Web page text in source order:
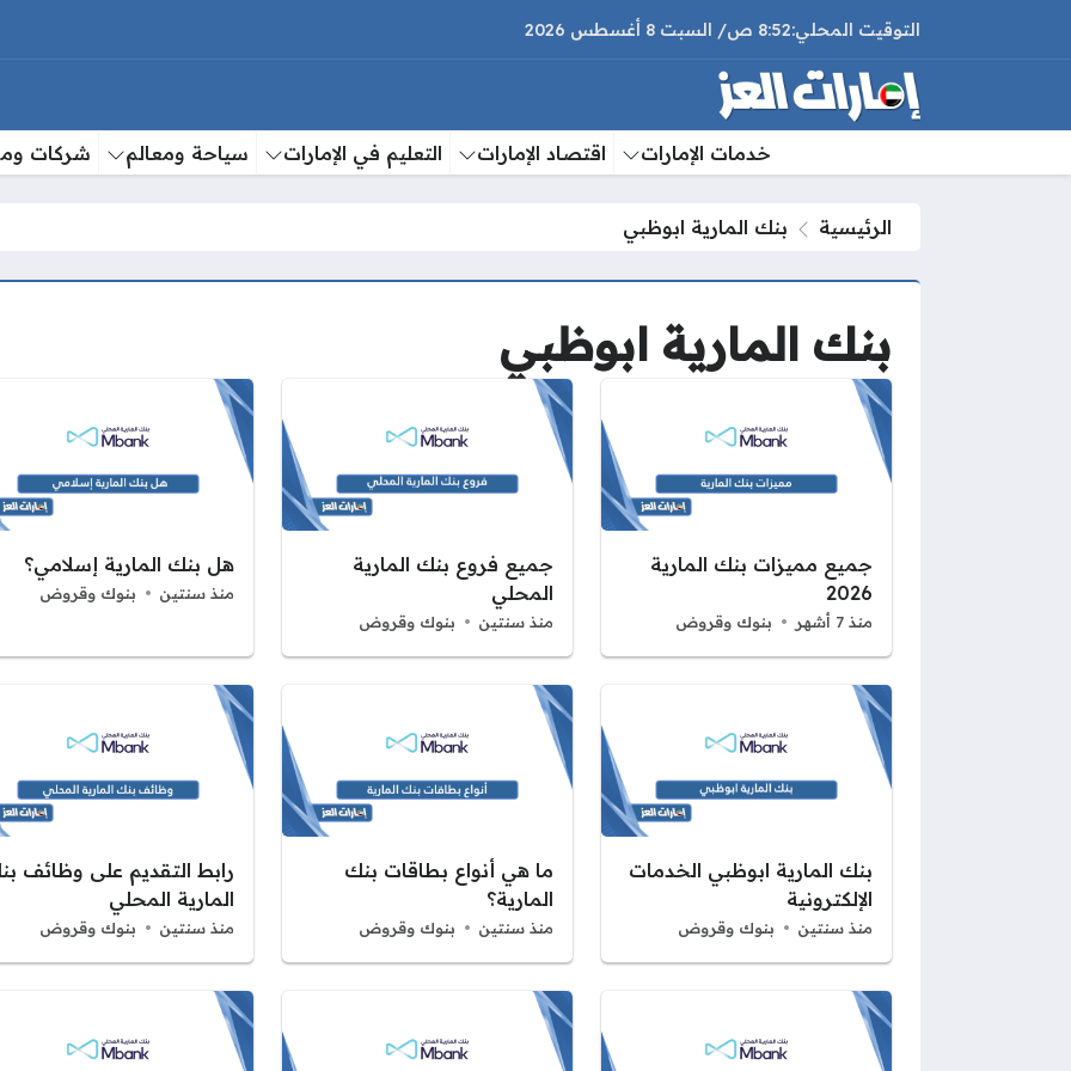
8:52 ص السبت 8 أغسطس 2026
خدمات الإمارات اقتصاد الإمارات التعليم في الإمارات سياحة ومعالم شركات
الرئيسية بنك المارية ابوظبي
بنك المارية ابوظبي
جميع مميزات بنك المارية
2026
منذ 7 أشهر بنوك وقروض
جميع فروع بنك المارية
المحلي
منذ سنتين بنوك وقروض
هل بنك المارية إسلامي؟
منذ سنتين بنوك وقروض
بنك المارية ابوظبي الخدمات
الإلكترونية
منذ سنتين بنوك وقروض
ما هي أنواع بطاقات بنك
المارية؟
منذ سنتين بنوك وقروض
رابط التقديم على وظائف
المارية المحلي
منذ سنتين بنوك وقروض